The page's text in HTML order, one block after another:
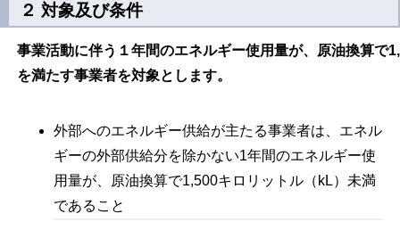
２ 対象及び条件
事業活動に伴う１年間のエネルギー使用量が、原油換算で
を満たす事業者を対象とします。
外部へのエネルギー供給が主たる事業者は、エネル
ギーの外部供給分を除かない1年間のエネルギー使
用量が、原油換算で1,500キロリットル（kL）未満
であること